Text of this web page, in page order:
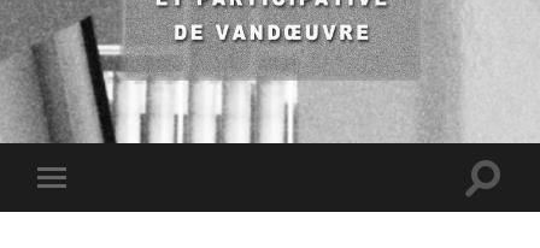
UP2V
Toggle
mobile
Toggle